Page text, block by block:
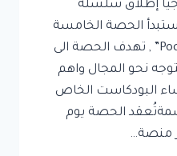
إطلاق سلسلة
الحصة الخامسة
حول التدوين الصوتي “Podcast” , تهدف الحصة الى
نحو المجال واهم
البودكاست الخاص
الحصة يوم